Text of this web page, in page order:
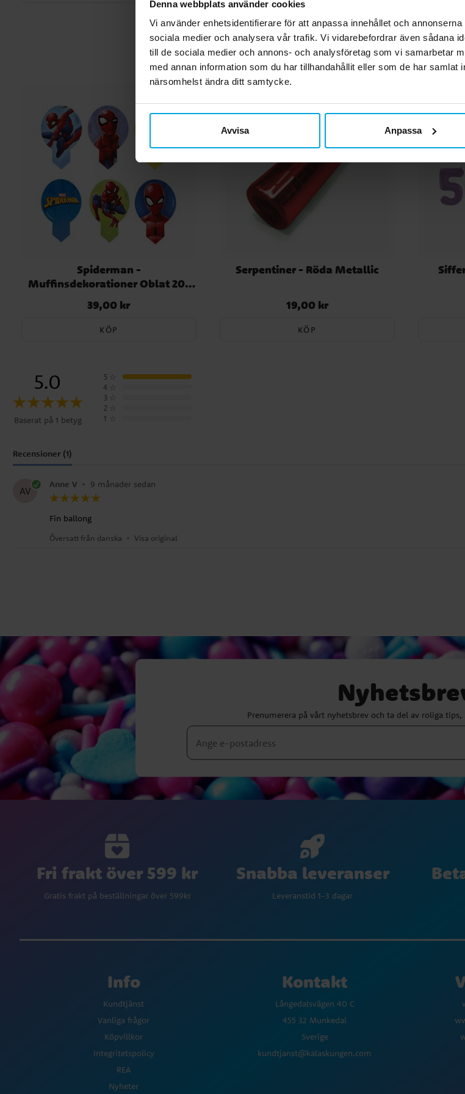
Denna webbplats använder cookies
Vi använder enhetsidentifierare för att anpassa innehållet och
sociala medier och analysera vår trafik. Vi vidarebefordrar även sådana
till de sociala medier och annons- och analysföretag som vi samarbetar
med annan information som du har tillhandahållit eller som de har samlat
närsomhelst ändra ditt samtycke.
Avvisa Anpassa
Andra köpte
Spiderman -
Muffinsdekorationer Oblat 20-
pack
Pris:39,00 kr
39,00 kr
KÖP
Serpentiner - Röda Metallic
Pris:19,00 kr
19,00 kr
KÖP
5.0
Baserat på 1 betyg
5
4
3
2
1
Recensioner (1)
AV
Anne V • 9 månader sedan
Fin ballong
Översatt från danska • Visa original
Prenumerera på vårt nyhetsbrev och ta del av roliga
Fri frakt över 599 kr
Gratis frakt på beställningar över 599kr
Snabba leveranser
Leveranstid 1-3 dagar
Info
Kundtjänst
Vanliga frågor
Köpvillkor
Integritetspolicy
REA
Nyheter
Kontakt
Långedalsvägen 40 C
455 32 Munkedal
Sverige
kundtjanst@kalaskungen.com